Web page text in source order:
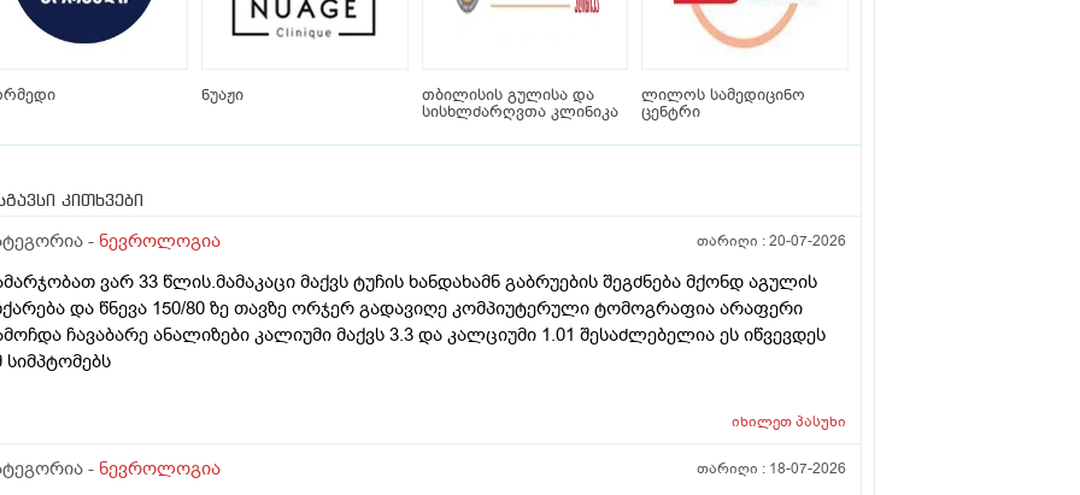
ნუაჟი
თბილისის გულისა და
სისხლძარღვთა კლინიკა
ლილოს სამედიცინო
ცენტრი
კითხვები
- ნევროლოგია თარიღი :20-07-2026
ვარ 33 წლის.მამაკაცი მაქვს ტუჩის ხანდახამნ გაბრუების შეგძნება მქონდ აგულის
და წნევა 150/80 ზე თავზე ორჯერ გადავიღე კომპიუტერული ტომოგრაფია არაფერი
ჩავაბარე ანალიზები კალიუმი მაქვს 3.3 და კალციუმი 1.01 შესაძლებელია ეს იწვევდეს
სიმპტომებს
იხილეთპასუხი
- ნევროლოგია თარიღი : 18-07-2026